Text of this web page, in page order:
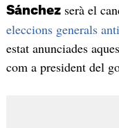
Sánchezserà el
eleccions generals
estat anunciades
com a president del